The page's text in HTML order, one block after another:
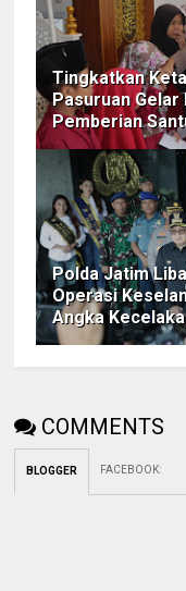
Tingkatkan
Pasuruan Gelar
Pemberian
Polda Jatim
Operasi
Angka
COMMENTS
BLOGGER FACEBOOK: